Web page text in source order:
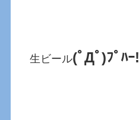
生ビール(ﾟДﾟ)ﾌﾟﾊｰ!